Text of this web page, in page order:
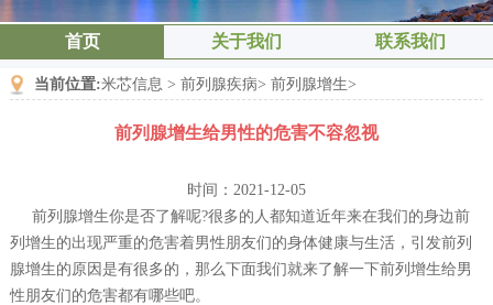
首页 关于我们 联系我们
当前位置:米芯信息 >前列腺疾病>前列腺增生>
前列腺增生给男性的危害不容忽视
时间：2021-12-05
前列腺增生你是否了解呢?很多的人都知道近年来在我们的身边前
列增生的出现严重的危害着男性朋友们的身体健康与生活，引发前列
腺增生的原因是有很多的，那么下面我们就来了解一下前列增生给男
性朋友们的危害都有哪些吧。